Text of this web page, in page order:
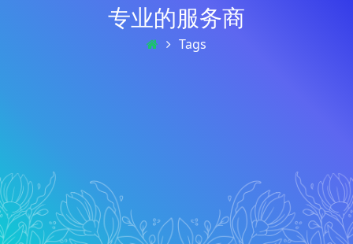
专业的服务商
Tags